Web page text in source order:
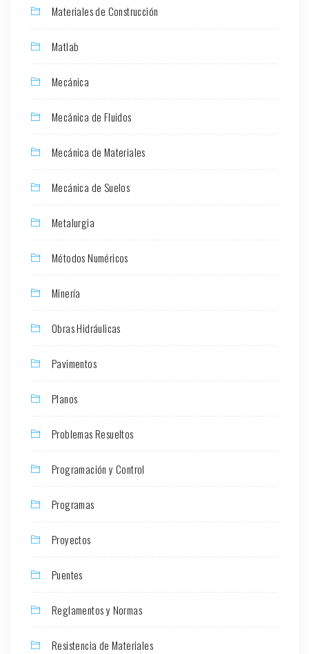
Materiales de Construcción
Matlab
Mecánica
Mecánica de Fluidos
Mecánica de Materiales
Mecánica de Suelos
Metalurgia
Métodos Numéricos
Minería
Obras Hidráulicas
Pavimentos
Planos
Problemas Resueltos
Programación y Control
Programas
Proyectos
Puentes
Reglamentos y Normas
Resistencia de Materiales